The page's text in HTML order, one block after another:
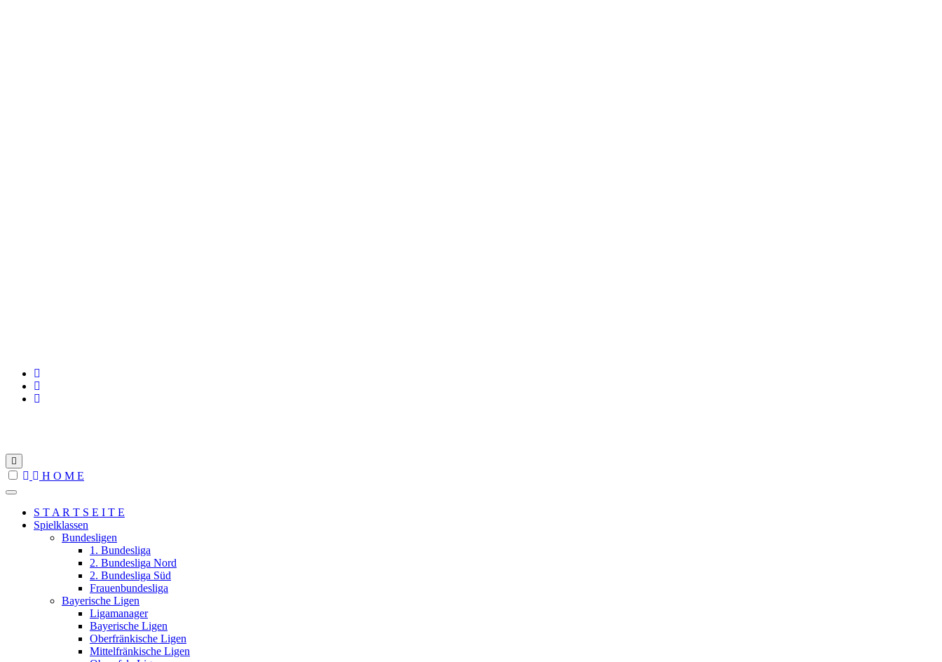
H O M E
S T A R T S E I T E
Spielklassen
Bundesligen
1. Bundesliga
2. Bundesliga Nord
2. Bundesliga Süd
Frauenbundesliga
Bayerische Ligen
Ligamanager
Bayerische Ligen
Oberfränkische Ligen
Mittelfränkische Ligen